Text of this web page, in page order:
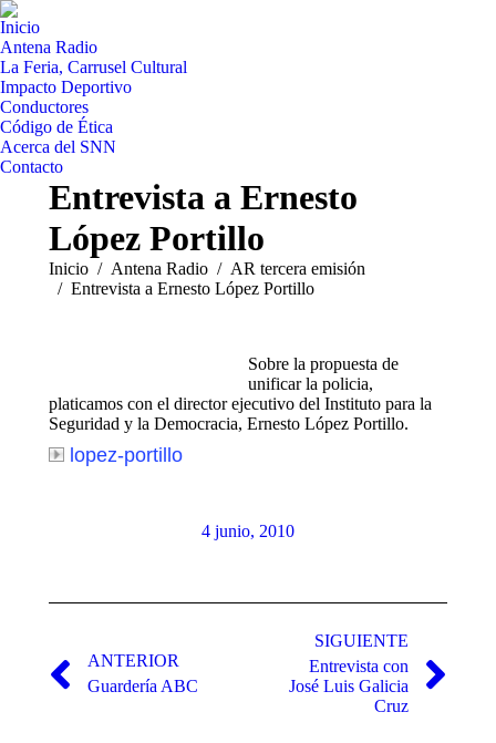
Inicio
Antena Radio
La Feria, Carrusel Cultural
Impacto Deportivo
Conductores
Código de Ética
Acerca del SNN
Contacto
Entrevista a Ernesto
López Portillo
Estás aquí:
Inicio Antena Radio
AR tercera emisión
Entrevista a Ernesto López Portillo
Sobre la propuesta de
unificar la policia,
platicamos con el director ejecutivo del Instituto para la
Seguridad y la Democracia, Ernesto López Portillo.
lopez-portillo
4 junio, 2010
publicaciones
ANTERIOR
Publicación
Guardería ABC
SIGUIENTE
Publicación
Entrevista con
José Luis Galicia
Cruz